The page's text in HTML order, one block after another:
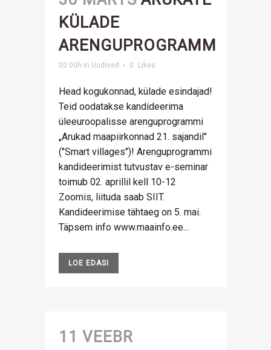
KÜLADE
ARENGUPROGRAMM
00:00h in Uudised 0 Likes
Head kogukonnad, külade esindajad!
Teid oodatakse kandideerima
üleeuroopalisse arenguprogrammi
„Arukad maapiirkonnad 21. sajandil"
("Smart villages")! Arenguprogrammi
kandideerimist tutvustav e-seminar
toimub 02. aprillil kell 10-12
Zoomis, liituda saab SIIT.
Kandideerimise tähtaeg on 5. mai.
Täpsem info www.maainfo.ee...
LOE EDASI
11 VEEBR